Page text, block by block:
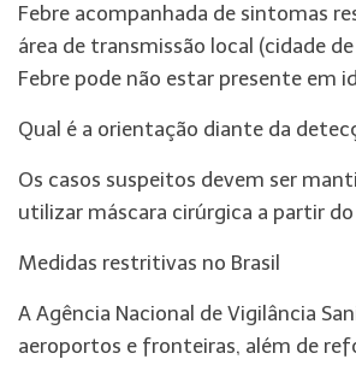
Febre acompanhada de sintomas
área de transmissão local (cidade
Febre pode não estar presente
Qual é a orientação diante da
Os casos suspeitos devem ser
utilizar máscara cirúrgica a partir
Medidas restritivas no Brasil
A Agência Nacional de Vigilância
aeroportos e fronteiras, além de